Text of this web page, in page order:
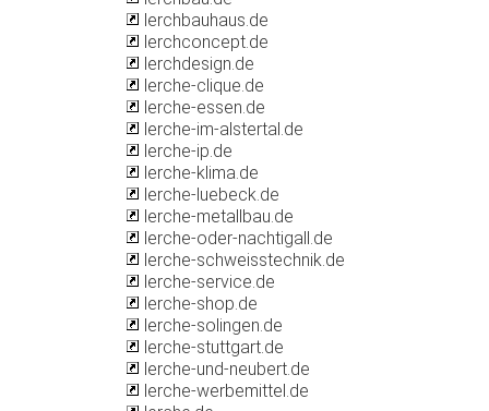
lerchbauhaus.de
lerchconcept.de
lerchdesign.de
lerche-clique.de
lerche-essen.de
lerche-im-alstertal.de
lerche-ip.de
lerche-klima.de
lerche-luebeck.de
lerche-metallbau.de
lerche-oder-nachtigall.de
lerche-schweisstechnik.de
lerche-service.de
lerche-shop.de
lerche-solingen.de
lerche-stuttgart.de
lerche-und-neubert.de
lerche-werbemittel.de